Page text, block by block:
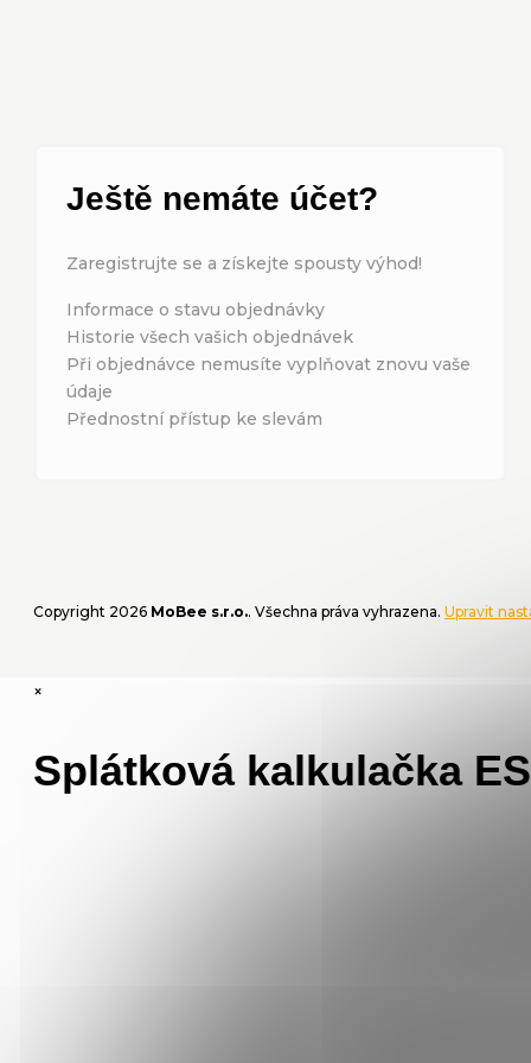
Ještě nemáte účet?
Zaregistrujte se a získejte spousty výhod!
Informace o stavu objednávky
Historie všech vašich objednávek
Při objednávce nemusíte vyplňovat znovu vaše
údaje
Přednostní přístup ke slevám
Copyright 2026 MoBee s.r.o.. Všechna práva vyhrazena. Upravit
×
Splátková kalkulačka